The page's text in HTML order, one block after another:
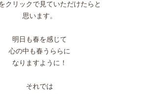
クリックで見ていただけたらと
思います。
明日も春を感じて
心の中も春うららに
なりますように！
それでは